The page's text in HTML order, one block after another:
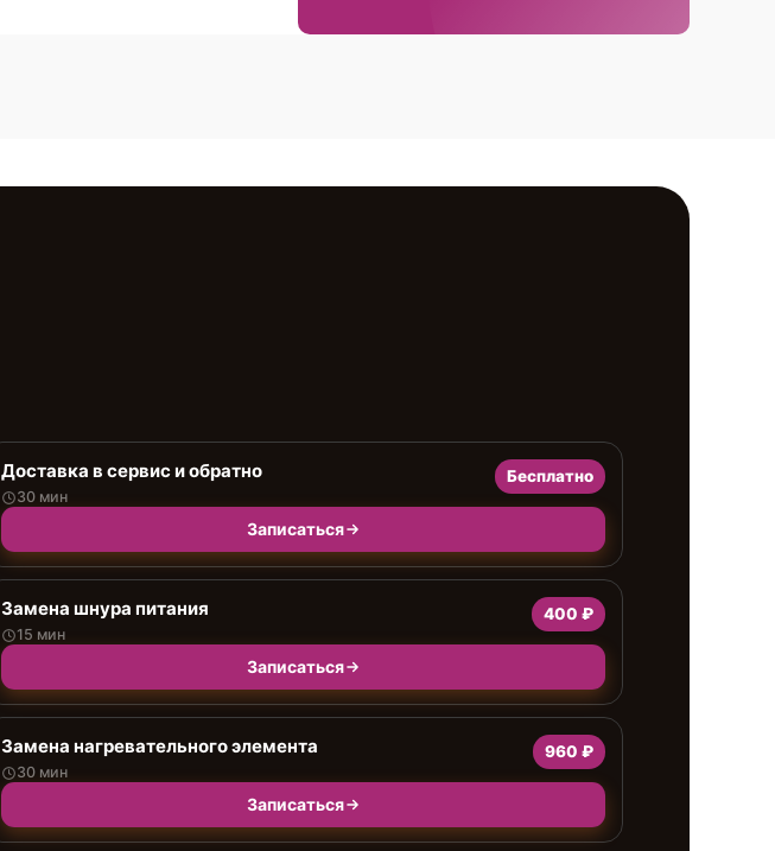
Доставка в сервис и обратно
30 мин
Бесплатно
Записаться
Замена шнура питания
15 мин
400 ₽
Записаться
Замена нагревательного элемента
30 мин
960 ₽
Записаться